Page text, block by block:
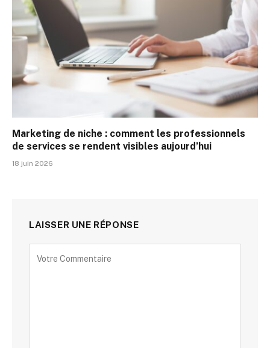
Marketing de niche : comment les professionnels
de services se rendent visibles aujourd’hui
18 juin 2026
LAISSER UNE RÉPONSE